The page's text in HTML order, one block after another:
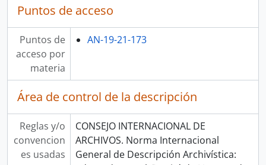
Puntos de acceso
Puntos de
acceso por
materia
AN-19-21-173
Área de control de la descripción
Reglas y/o
convencion
es usadas
CONSEJO INTERNACIONAL DE
ARCHIVOS. Norma Internacional
General de Descripción Archivística: